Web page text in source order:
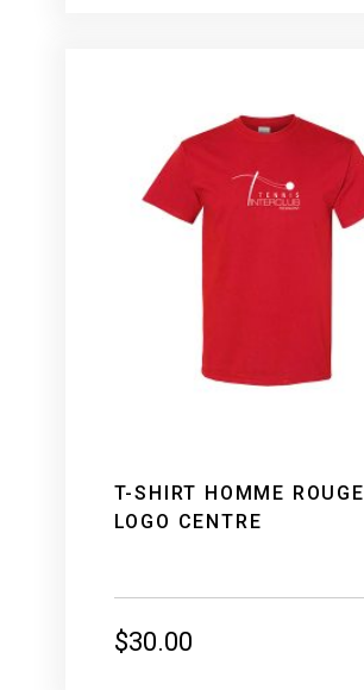
T-SHIRT HOMME ROUGE
LOGO CENTRE
$30.00